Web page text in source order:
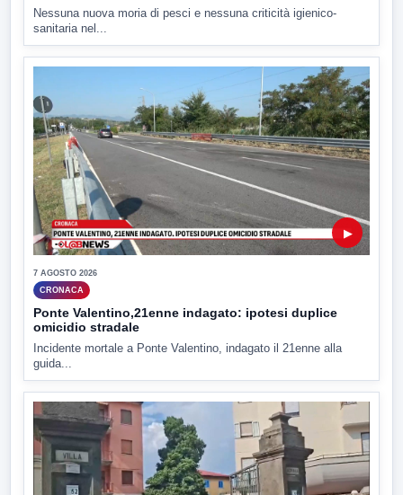
Nessuna nuova moria di pesci e nessuna criticità igienico-
sanitaria nel...
▶
7 AGOSTO 2026
CRONACA
Ponte Valentino,21enne indagato: ipotesi duplice
omicidio stradale
Incidente mortale a Ponte Valentino, indagato il 21enne alla
guida...